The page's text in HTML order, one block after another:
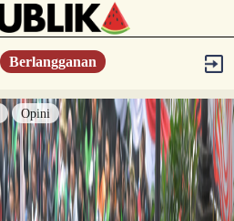
Berlangganan
Opini